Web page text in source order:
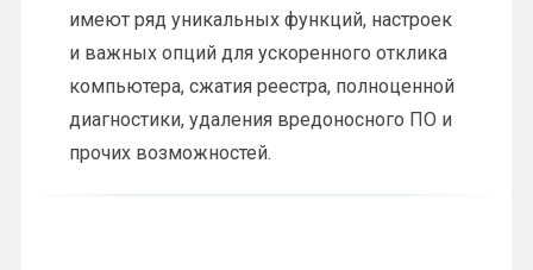
имеют ряд уникальных функций, настроек
и важных опций для ускоренного отклика
компьютера, сжатия реестра, полноценной
диагностики, удаления вредоносного ПО и
прочих возможностей.